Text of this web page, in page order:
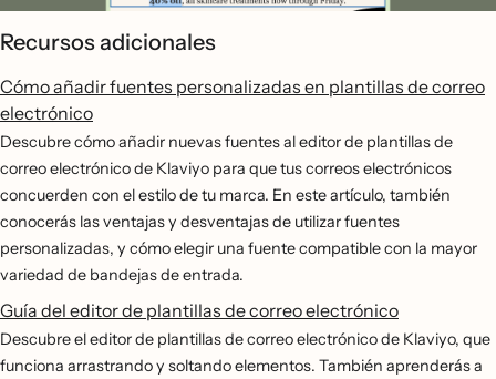
Recursos adicionales
Cómo añadir fuentes personalizadas en plantillas de correo
electrónico
Descubre cómo añadir nuevas fuentes al editor de plantillas de
correo electrónico de Klaviyo para que tus correos electrónicos
concuerden con el estilo de tu marca. En este artículo, también
conocerás las ventajas y desventajas de utilizar fuentes
personalizadas, y cómo elegir una fuente compatible con la mayor
variedad de bandejas de entrada.
Guía del editor de plantillas de correo electrónico
Descubre el editor de plantillas de correo electrónico de Klaviyo, que
funciona arrastrando y soltando elementos. También aprenderás a